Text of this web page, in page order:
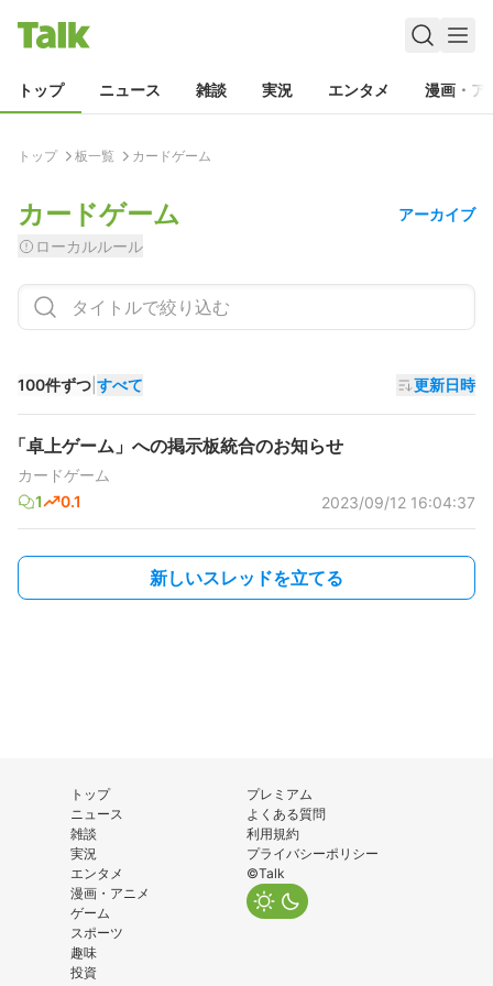
トップ ニュース 雑談 実況 エンタメ 漫画・ア
トップ 板一覧 カードゲーム
カードゲーム
アーカイブ
ローカルルール
100件ずつ すべて 更新日時
「卓上ゲーム」への掲示板統合のお知らせ
カードゲーム
1
0.1 2023/09/12 16:04:37
新しいスレッドを立てる
トップ
ニュース
雑談
実況
エンタメ
漫画・アニメ
ゲーム
スポーツ
趣味
投資
プレミアム
よくある質問
利用規約
プライバシーポリシー
©Talk